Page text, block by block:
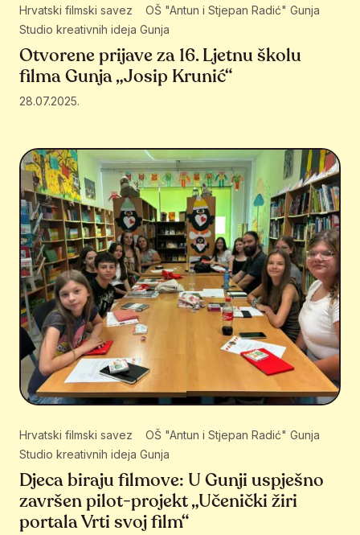
Hrvatski filmski savez
OŠ "Antun i Stjepan Radić" Gunja
Studio kreativnih ideja Gunja
Otvorene prijave za 16. Ljetnu školu
filma Gunja „Josip Krunić“
28.07.2025.
Hrvatski filmski savez
OŠ "Antun i Stjepan Radić" Gunja
Studio kreativnih ideja Gunja
Djeca biraju filmove: U Gunji uspješno
završen pilot-projekt „Učenički žiri
portala Vrti svoj film“